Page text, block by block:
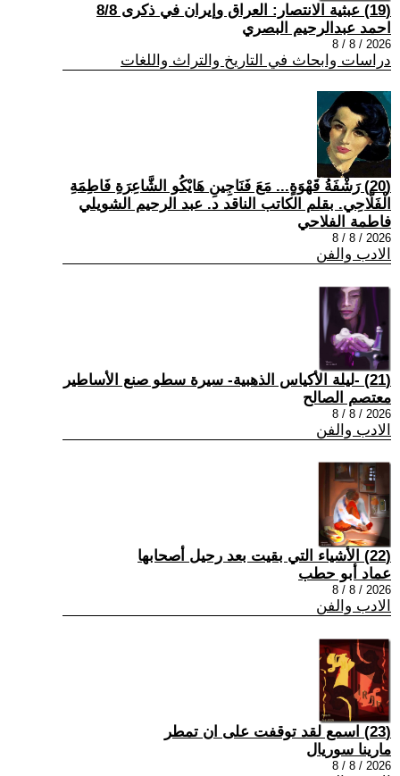
(19) عبثية الانتصار: العراق وإيران في ذكرى 8/8
احمد عبدالرحيم البصري
2026 / 8 / 8
دراسات وابحاث في التاريخ والتراث واللغات
(20) رَشْفَةُ قَهْوَةٍ... مَعَ فَنَاجِينِ هَايْكُو الشَّاعِرَةِ فَاطِمَةِ
الْفَلَّاحِي. بقلم الكاتب الناقد د. عبد الرحيم الشويلي
فاطمة الفلاحي
2026 / 8 / 8
الادب والفن
(21) -ليلة الأكياس الذهبية- سيرة سطو صنع الأساطير
معتصم الصالح
2026 / 8 / 8
الادب والفن
(22) الأشياء التي بقيت بعد رحيل أصحابها
عماد أبو حطب
2026 / 8 / 8
الادب والفن
(23) اسمع لقد توقفت على ان تمطر
مارينا سوريال
2026 / 8 / 8